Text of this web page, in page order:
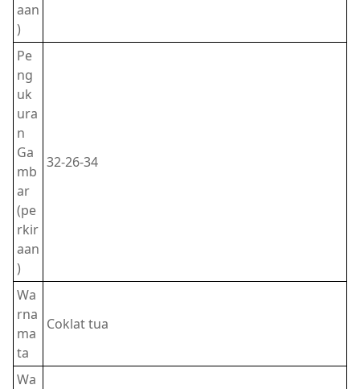
aan
)
Pe
ng
uk
ura
n
Ga
mb
ar
(pe
rkir
aan
)
32-26-34
Wa
rna
ma
ta
Coklat tua
Wa